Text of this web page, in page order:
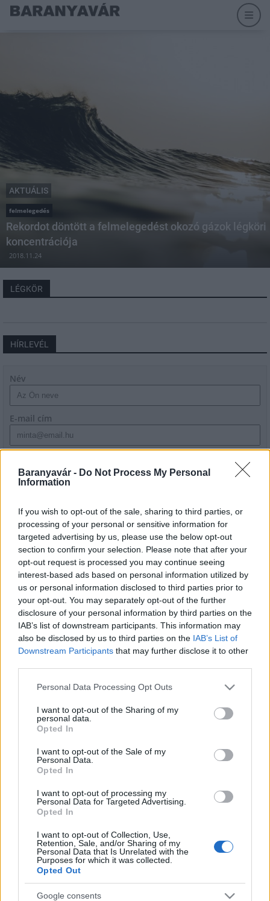
Baranyavár - Do Not Process My Personal
Information
If you wish to opt-out of the sale, sharing to third parties, or
processing of your personal or sensitive information for
targeted advertising by us, please use the below opt-out
section to confirm your selection. Please note that after your
opt-out request is processed you may continue seeing
interest-based ads based on personal information utilized by
us or personal information disclosed to third parties prior to
your opt-out. You may separately opt-out of the further
disclosure of your personal information by third parties on the
IAB’s list of downstream participants. This information may
also be disclosed by us to third parties on the IAB’s List of
Downstream Participants that may further disclose it to other
Please note that this website/app uses one or more Google
not limited to your visit or usage behaviour. You may click to
grant or deny consent to Google and its third-party tags to
use your data for below specified purposes in below Google
consent section.
Personal Data Processing Opt Outs
I want to opt-out of the Sharing of my
personal data.
Opted In
I want to opt-out of the Sale of my
Personal Data.
Opted In
I want to opt-out of processing my
Personal Data for Targeted Advertising.
Opted In
I want to opt-out of Collection, Use,
Retention, Sale, and/or Sharing of my
Personal Data that Is Unrelated with the
Purposes for which it was collected.
Opted Out
Google consents
AKTUÁLIS
felmelegedés
Rekordot döntött a felmelegedést okozó gázok légköri
koncentrációja
2018.11.24
LÉGKÖR
HÍRLEVÉL
Név
E-mail cím
szabályzatot!
HÍRDETÉS
LEGFRISSEBB
Országos hírek
Kecskeméten is szakirányú
továbbképzésekkel erősít a Gál Ferenc
Egyetem
Országos hírek
szúnyoginvázió elkerülésében
Országos hírek
HÍRDETÉS